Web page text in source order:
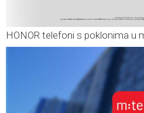
HONOR telefoni s poklonima u